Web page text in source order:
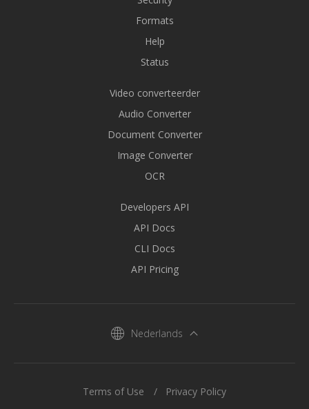
Formats
Help
Status
Video converteerder
Audio Converter
Document Converter
Image Converter
OCR
Developers API
API Docs
CLI Docs
API Pricing
Nederlands
Terms of Use Privacy Policy